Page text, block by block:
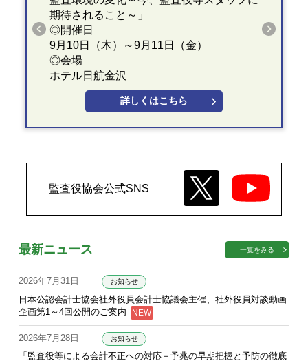
期待されること～」
◎開催日
9月10日（木）～9月11日（金）
◎会場
ホテル日航金沢
詳しくはこちら
監査役協会公式SNS
最新ニュース 一覧をみる
2026年7月31日 お知らせ
日本公認会計士協会社外役員会計士協議会主催、社外役員対談動画
企画第1～4回公開のご案内
2026年7月28日 お知らせ
「監査役等による会計不正への対応－予兆の早期把握と予防の徹底